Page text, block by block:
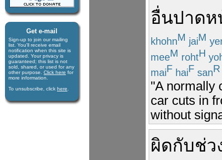
Get e-mail
Sign-up to join our mail­ing
list. You'll receive e­mail
notification when this site is
updated. Your privacy is
guaran­teed; this list is not
sold, shared, or used for any
other purpose. Click here for
more infor­mation.
To unsubscribe, click here
อื่นปาดห
khohnM jaiM
meeM rohtH
maiF haiF sanR
"A normally
car cuts in
without
ผิดกับช่ว